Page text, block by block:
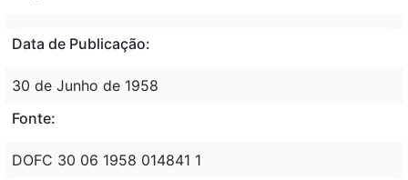
Data de Publicação:
30 de Junho de 1958
Fonte:
DOFC 30 06 1958 014841 1